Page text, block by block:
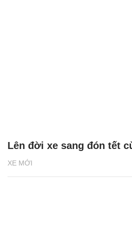
XE MỚI
Lên đời xe sang đón tết